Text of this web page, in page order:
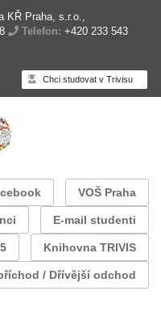
KŘ Praha, s.r.o.,
Telefon: +420 233 543
Chci studovat v Trivisu
VOŠ Praha
E-mail studenti
Knihovna TRIVIS
/ Dřívější odchod